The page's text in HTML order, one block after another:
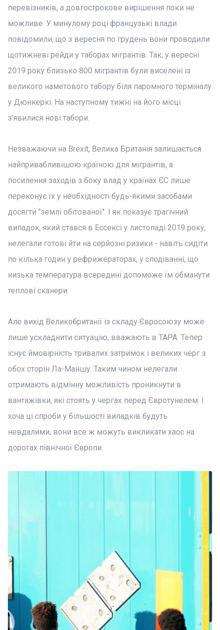
перевізників, а довгострокове вирішення поки не
можливе. У минулому році французькі влади
повідомили, що з вересня по грудень вони проводили
щотижневі рейди у таборах мігрантів. Так, у вересні
2019 року близько 800 мігрантів були виселені із
великого наметового табору біля паромного терміналу
у Дюнкеркі. На наступному тижні на його місці
з'явилися нові табори.
Незважаючи на Brexit, Велика Британія залишається
найпривабливішою країною для мігрантів, а
посилення заходів з боку влад у країнах ЄС лише
переконує їх у необхідності будь-якими засобами
досягти "землі обітованої". І як показує трагічний
випадок, який стався в Ессексі у листопаді 2019 року,
нелегали готові йти на серйозні ризики - навіть сидіти
по кілька годин у рефрижераторах, у сподіванні, що
низька температура всередині допоможе їм обманути
теплові сканери.
Але вихід Великобританії із складу Євросоюзу може
лише ускладнити ситуацію, вважають в TAPA. Тепер
існує ймовірність тривалих затримок і великих черг з
обох сторін Ла-Маншу. Таким чином нелегали
отримають відмінну можливість проникнути в
вантажівки, які стоять у чергах перед Євротунелем. І
хоча ці спроби у більшості випадків будуть
невдалими, вони все ж можуть викликати хаос на
дорогах північної Європи.